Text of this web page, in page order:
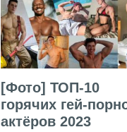
[Фото] ТОП-10
горячих гей-
актёров 2023